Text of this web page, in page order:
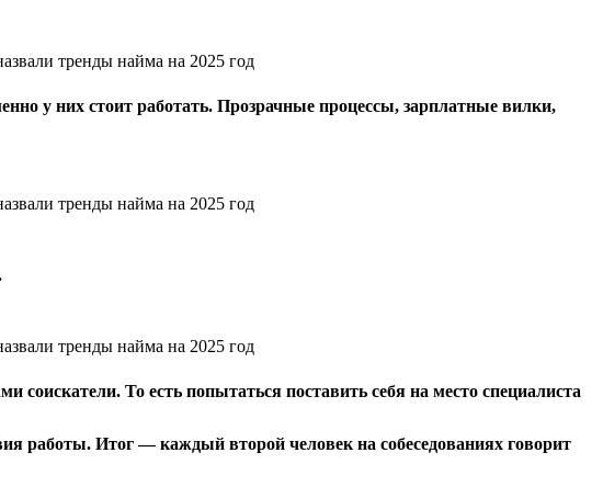
у них стоит работать. Прозрачные процессы, зарплатные вилки,
То есть попытаться поставить себя на место специалиста
работы. Итог — каждый второй человек на собеседованиях говорит